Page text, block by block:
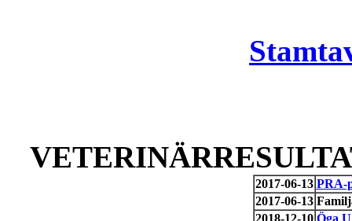
2017-06-13 PRA-
2017-06-13
2018-12-10 Öga